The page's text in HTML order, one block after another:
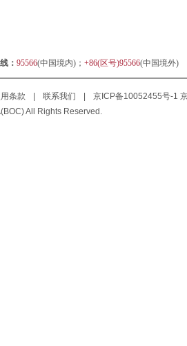
： 95566(中国境内)； +86(区号)95566(中国境外)
条款 联系我们 京ICP备10052455号-1
All Rights Reserved.